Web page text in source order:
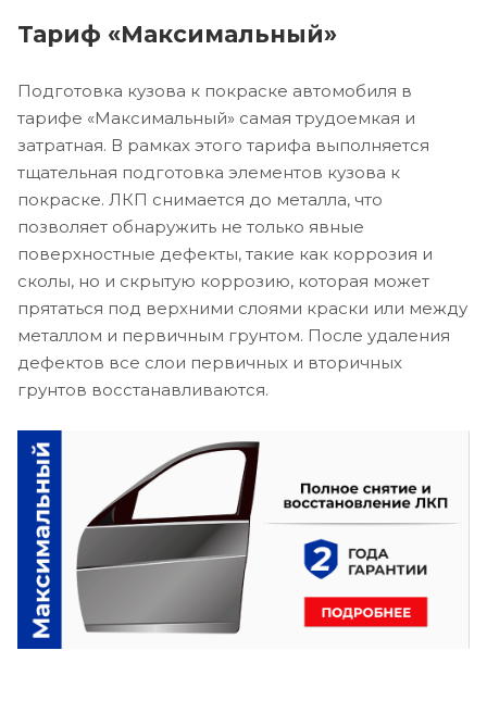
Тариф «Максимальный»
Подготовка кузова к покраске автомобиля в
тарифе «Максимальный» самая трудоемкая и
затратная. В рамках этого тарифа выполняется
тщательная подготовка элементов кузова к
покраске. ЛКП снимается до металла, что
позволяет обнаружить не только явные
поверхностные дефекты, такие как коррозия и
сколы, но и скрытую коррозию, которая может
прятаться под верхними слоями краски или между
металлом и первичным грунтом. После удаления
дефектов все слои первичных и вторичных
грунтов восстанавливаются.